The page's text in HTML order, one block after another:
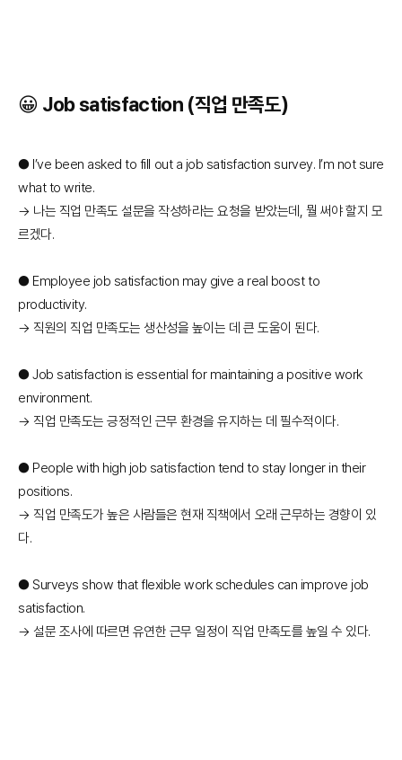
😀 Job satisfaction (직업 만족도)
● I’ve been asked to fill out a job satisfaction survey. I’m not sure
what to write.
→ 나는 직업 만족도 설문을 작성하라는 요청을 받았는데, 뭘 써야 할지 모
르겠다.
● Employee job satisfaction may give a real boost to
productivity.
→ 직원의 직업 만족도는 생산성을 높이는 데 큰 도움이 된다.
● Job satisfaction is essential for maintaining a positive work
environment.
→ 직업 만족도는 긍정적인 근무 환경을 유지하는 데 필수적이다.
● People with high job satisfaction tend to stay longer in their
positions.
→ 직업 만족도가 높은 사람들은 현재 직책에서 오래 근무하는 경향이 있
다.
● Surveys show that flexible work schedules can improve job
satisfaction.
→ 설문 조사에 따르면 유연한 근무 일정이 직업 만족도를 높일 수 있다.